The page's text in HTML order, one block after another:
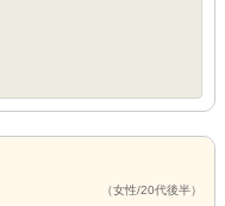
（女性/20代後半）